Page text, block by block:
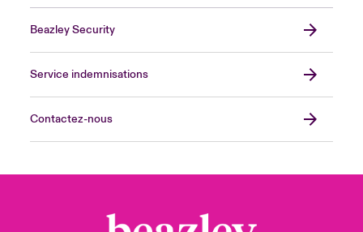
Beazley Security
Service indemnisations
Contactez-nous